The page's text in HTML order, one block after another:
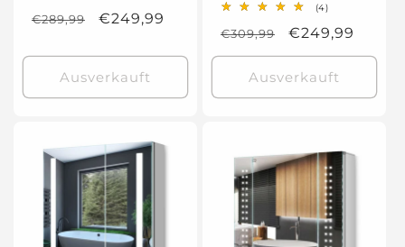
insgesamt
Normaler
€289,99 Verkaufspreis
€249,99
Ausverkauft
(4)4
insgesamt
Normaler
Preis
€309,99 Verkaufspreis
€249,99
Ausverkauft